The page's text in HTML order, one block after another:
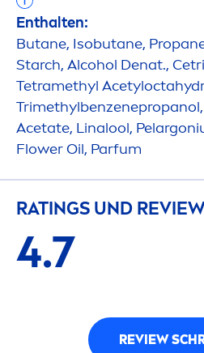
Enthalten:
Butane, Isobutane,
Starch, Alcohol Denat.,
Tetramethyl Acetylocta
Acetate, Linalool,
Flower Oil, Parfum
RATINGS UND
4.7
REVIEW